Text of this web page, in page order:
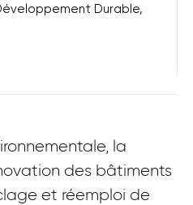
Durable,
la
des bâtiments
et réemploi de